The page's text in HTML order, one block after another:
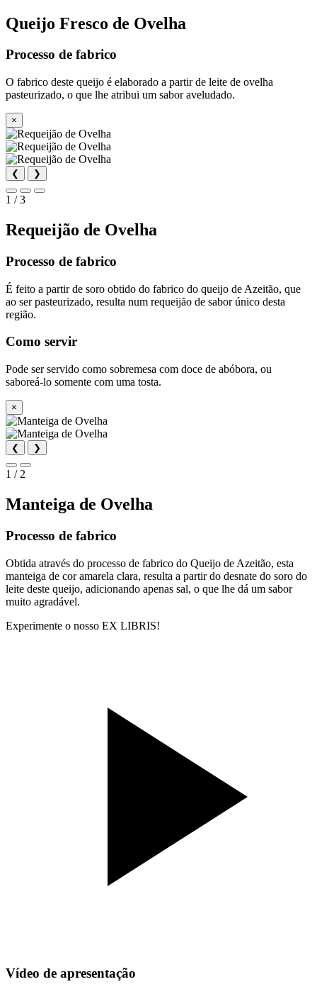
Queijo Fresco de Ovelha
Processo de fabrico
O fabrico deste queijo é elaborado a partir de leite de ovelha
pasteurizado, o que lhe atribui um sabor aveludado.
×
❮ ❯
1 / 3
Requeijão de Ovelha
Processo de fabrico
É feito a partir de soro obtido do fabrico do queijo de Azeitão, que
ao ser pasteurizado, resulta num requeijão de sabor único desta
região.
Como servir
Pode ser servido como sobremesa com doce de abóbora, ou
saboreá-lo somente com uma tosta.
×
❮ ❯
1 / 2
Manteiga de Ovelha
Processo de fabrico
Obtida através do processo de fabrico do Queijo de Azeitão, esta
manteiga de cor amarela clara, resulta a partir do desnate do soro do
leite deste queijo, adicionando apenas sal, o que lhe dá um sabor
muito agradável.
Experimente o nosso EX LIBRIS!
Vídeo de apresentação